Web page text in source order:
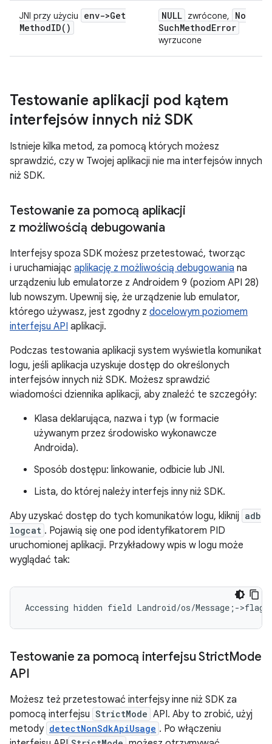
JNI przy użyciu env->Get
MethodID( )
NULL zwrócone,
No
SuchMethodError
wyrzucone
Testowanie aplikacji pod kątem
interfejsów innych niż SDK
Istnieje kilka metod, za pomocą których możesz
sprawdzić, czy w Twojej aplikacji nie ma interfejsów innych
niż SDK.
Testowanie za pomocą aplikacji
z możliwością debugowania
Interfejsy spoza SDK możesz przetestować, tworząc
i uruchamiając aplikację z możliwością debugowania na
urządzeniu lub emulatorze z Androidem 9 (poziom API 28)
lub nowszym. Upewnij się, że urządzenie lub emulator,
którego używasz, jest zgodny z docelowym poziomem
interfejsu API aplikacji.
Podczas testowania aplikacji system wyświetla komunikat
logu, jeśli aplikacja uzyskuje dostęp do określonych
interfejsów innych niż SDK. Możesz sprawdzić
wiadomości dziennika aplikacji, aby znaleźć te szczegóły:
Klasa deklarująca, nazwa i typ (w formacie
używanym przez środowisko wykonawcze
Androida).
Sposób dostępu: linkowanie, odbicie lub JNI.
Lista, do której należy interfejs inny niż SDK.
Aby uzyskać dostęp do tych komunikatów logu, kliknij adb
logcat . Pojawią się one pod identyfikatorem PID
uruchomionej aplikacji. Przykładowy wpis w logu może
wyglądać tak:
Testowanie za pomocą interfejsu StrictMode
API
Możesz też przetestować interfejsy inne niż SDK za
pomocą interfejsu StrictMode API. Aby to zrobić, użyj
metody detectNonSdkApiUsage . Po włączeniu